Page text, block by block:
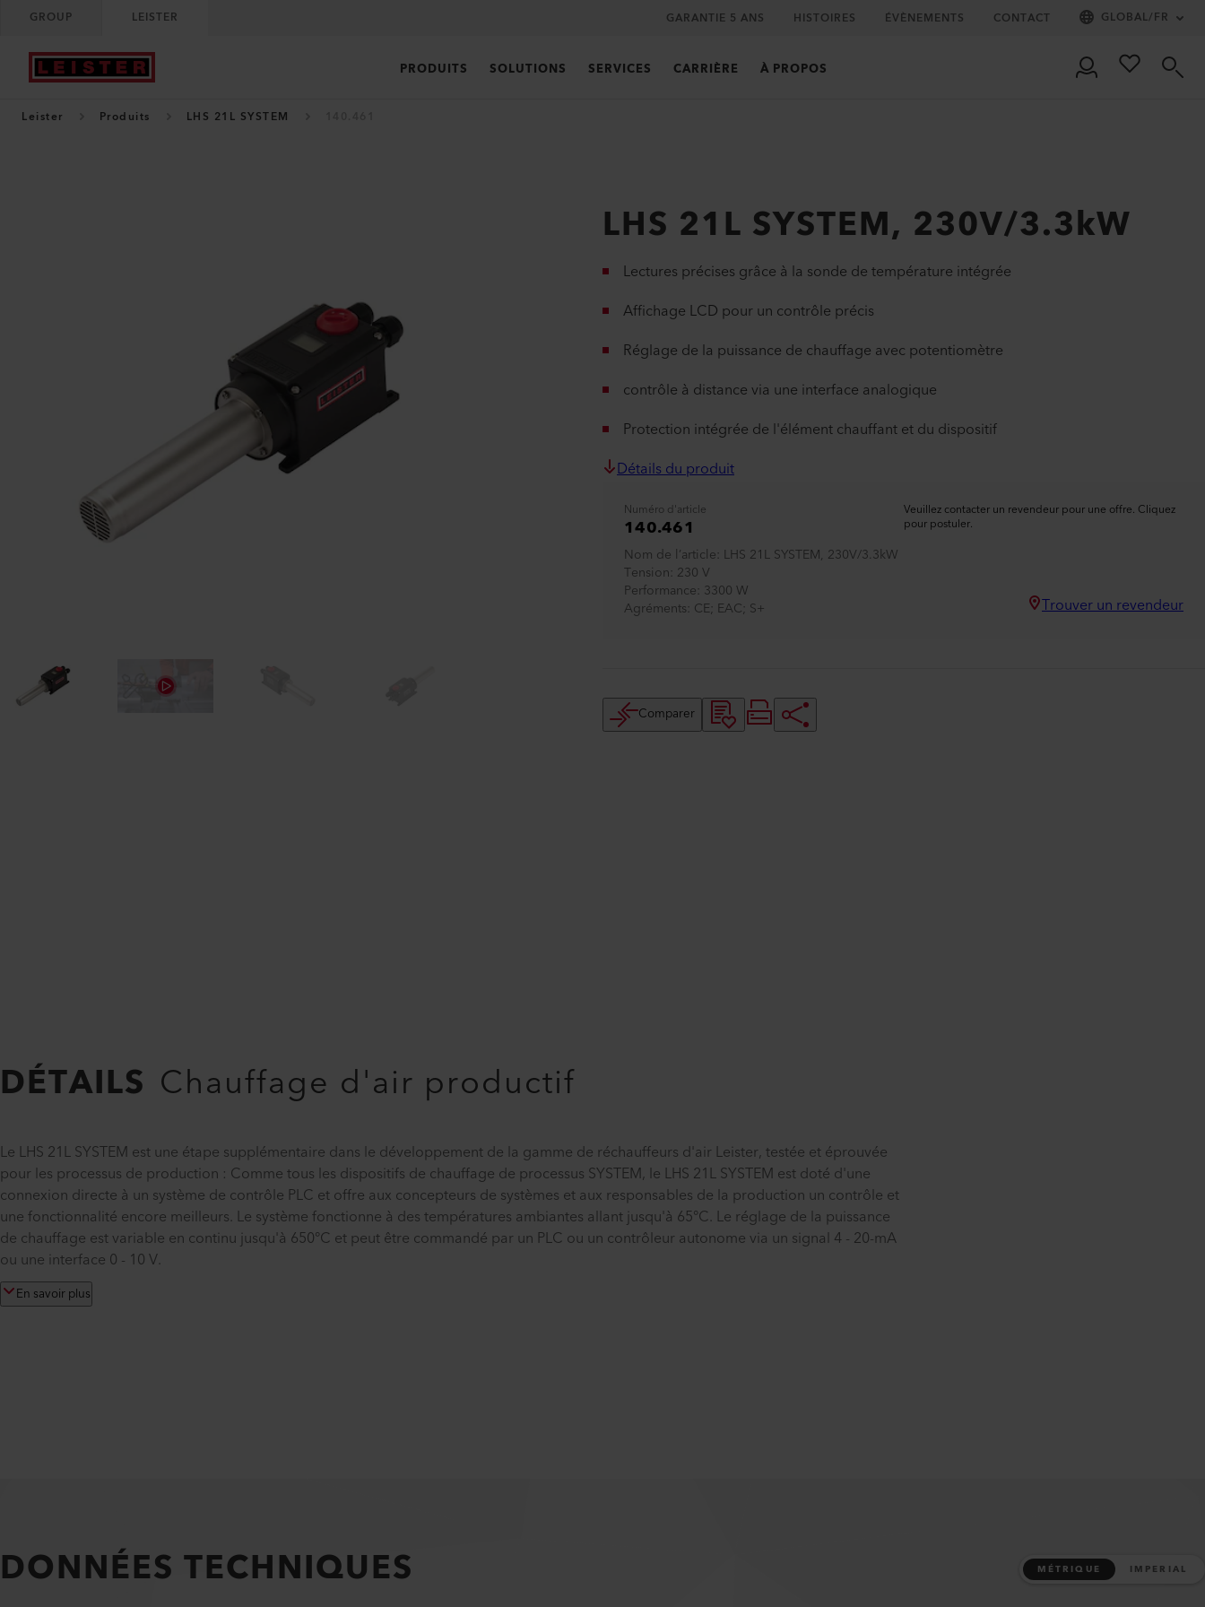
GROUP LEISTER GARANTIE 5 ANS HISTOIRES ÉVÈNEMENTS CONTACT GLOBAL/FR
PRODUITS SOLUTIONS SERVICES CARRIÈRE À PROPOS
Leister Produits LHS 21L SYSTEM
LHS 21L SYSTEM, 230V/3.3kW
Lectures précises grâce à la sonde de température intégrée
Affichage LCD pour un contrôle précis
Réglage de la puissance de chauffage avec potentiomètre
contrôle à distance via une interface analogique
Protection intégrée de l'élément chauffant et du dispositif
Détails du produit
Numéro d'article
140.461
Nom de l’article LHS 21L SYSTEM, 230V/3.3kW
Tension 230 V
Performance 3300 W
Agréments CE; EAC; S+
Veuillez contacter un revendeur pour une offre. Cliquez
pour postuler.
Trouver un revendeur
Comparer
DÉTAILS Chauffage d'air productif
Le LHS 21L SYSTEM est une étape supplémentaire dans le développement de la gamme de réchauffeurs d'air Leister, testée et éprouvée
pour les processus de production : Comme tous les dispositifs de chauffage de processus SYSTEM, le LHS 21L SYSTEM est doté d'une
connexion directe à un système de contrôle PLC et offre aux concepteurs de systèmes et aux responsables de la production un contrôle et
une fonctionnalité encore meilleurs. Le système fonctionne à des températures ambiantes allant jusqu'à 65°C. Le réglage de la puissance
de chauffage est variable en continu jusqu'à 650°C et peut être commandé par un PLC ou un contrôleur autonome via un signal 4 - 20-mA
ou une interface 0 - 10 V.
En savoir plus
DONNÉES TECHNIQUES MÉTRIQUE IMPERIAL